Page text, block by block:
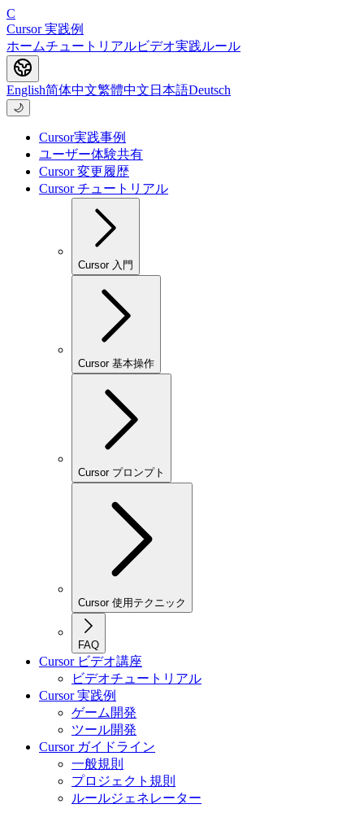
C
Cursor 実践例
ホームチュートリアルビデオ実践ルール
English简体中文繁體中文 日本語Deutsch
🌙
Cursor実践事例
ユーザー体験共有
Cursor 変更履歴
Cursor チュートリアル
Cursor 入門
Cursor 基本操作
Cursor プロンプト
Cursor 使用テクニック
FAQ
Cursor ビデオ講座
ビデオチュートリアル
Cursor 実践例
ゲーム開発
ツール開発
Cursor ガイドライン
一般規則
プロジェクト規則
ルールジェネレーター